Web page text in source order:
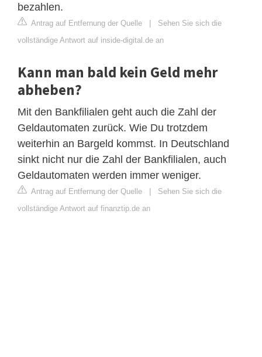
bezahlen.
Antrag auf Entfernung der Quelle | Sehen Sie sich die
vollständige Antwort auf inside-digital.de an
Kann man bald kein Geld mehr
abheben?
Mit den Bankfilialen geht auch die Zahl der
Geldautomaten zurück. Wie Du trotzdem
weiterhin an Bargeld kommst. In Deutschland
sinkt nicht nur die Zahl der Bankfilialen, auch
Geldautomaten werden immer weniger.
Antrag auf Entfernung der Quelle | Sehen Sie sich die
vollständige Antwort auf finanztip.de an